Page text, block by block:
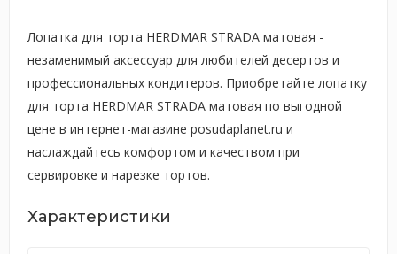
Лопатка для торта HERDMAR STRADA матовая -
незаменимый аксессуар для любителей десертов и
профессиональных кондитеров. Приобретайте лопатку
для торта HERDMAR STRADA матовая по выгодной
цене в интернет-магазине posudaplanet.ru и
наслаждайтесь комфортом и качеством при
сервировке и нарезке тортов.
Характеристики